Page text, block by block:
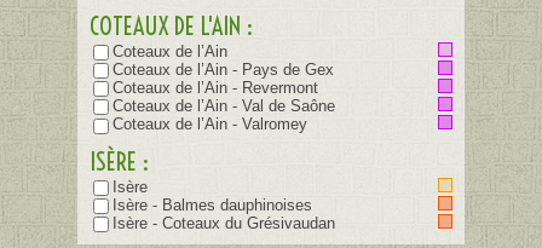
COTEAUX DE L'AIN :
Coteaux de l’Ain
Coteaux de l’Ain - Pays de Gex
Coteaux de l’Ain - Revermont
Coteaux de l’Ain - Val de Saône
Coteaux de l’Ain - Valromey
ISÈRE :
Isère
Isère - Balmes dauphinoises
Isère - Coteaux du Grésivaudan